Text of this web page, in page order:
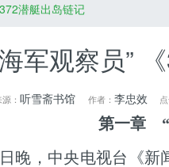
372潜艇出岛链记
军观察员” 《
源：听雪斋书馆 作者： 李忠效
第一章 “
晚，中央电视台《